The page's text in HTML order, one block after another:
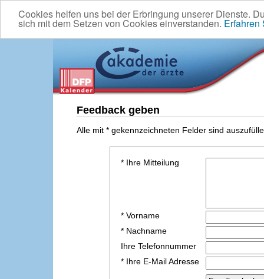
Cookies helfen uns bei der Erbringung unserer Dienste.
sich mit dem Setzen von Cookies einverstanden. Erfahren
Feedback geben
Alle mit * gekennzeichneten Felder sind
* Ihre Mitteilung
* Vorname
* Nachname
Ihre Telefonnummer
* Ihre E-Mail Adresse